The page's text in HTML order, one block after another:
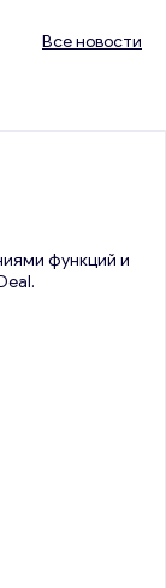
Все новости
функций и